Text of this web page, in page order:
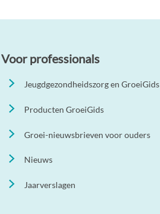
Voor professionals
Jeugdgezondheidszorg en GroeiGids
Producten GroeiGids
Groei-nieuwsbrieven voor ouders
Nieuws
Jaarverslagen